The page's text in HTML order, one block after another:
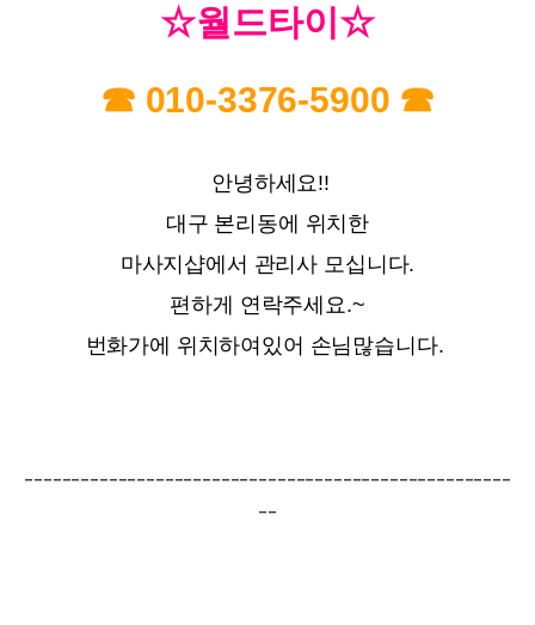
☆월드타이☆
☎ 010-3376-5900 ☎
안녕하세요!!
대구 본리동에 위치한
마사지샵에서 ​​관리사 모십니다.
편하게 연락주세요.~
번화가에 위치하여있어 손님많습니다.
----------------------------------------------------
--